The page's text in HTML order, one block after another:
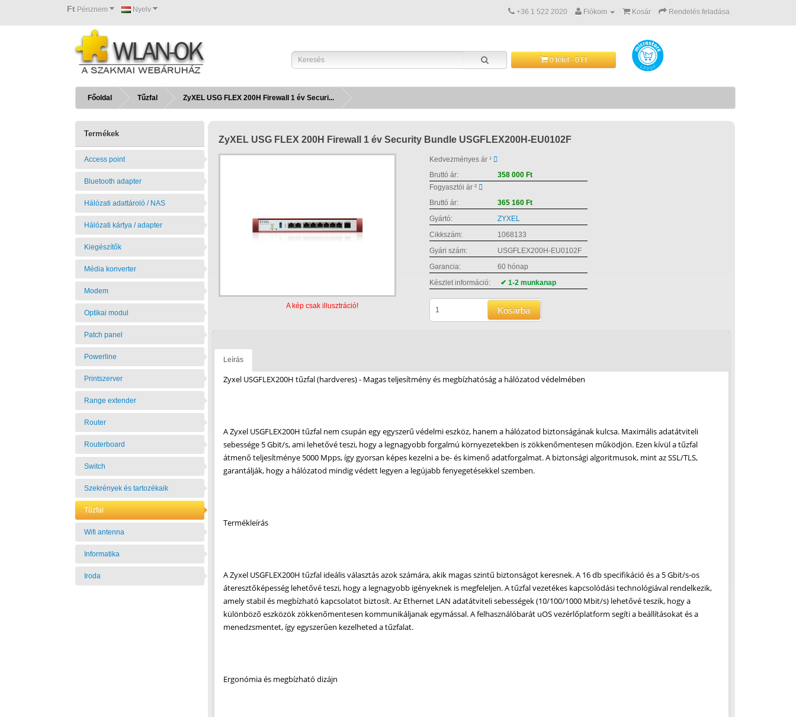
Ft Pénznem Nyelv +36 1 522 2020 Fiókom Kosár Rendelés feladása
0 tétel - 0 Ft
Főoldal Tűzfal ZyXEL USG FLEX 200H Firewall 1 év Securi...
Termékek
Access point
Bluetooth adapter
Hálózati adattároló / NAS
Hálózati kártya / adapter
Kiegészítők
Média konverter
Modem
Optikai modul
Patch panel
Powerline
Printszerver
Range extender
Router
Routerboard
Switch
Szekrények és tartozékaik
Tűzfal
Wifi antenna
Informatika
Iroda
ZyXEL USG FLEX 200H Firewall 1 év Security Bundle USGFLEX200H-EU0102F
A kép csak illusztráció!
Kedvezményes ár ¹
Bruttó ár:
358 000 Ft
Fogyasztói ár ²
Bruttó ár:
365 160 Ft
Gyártó:
ZYXEL
Cikkszám:
1068133
Gyári szám:
USGFLEX200H-EU0102F
Garancia:
60 hónap
Készlet információ:
✔ 1-2 munkanap
Kosárba
Leírás
Zyxel USGFLEX200H tűzfal (hardveres) - Magas teljesítmény és megbízhatóság a hálózatod védelmében
A Zyxel USGFLEX200H tűzfal nem csupán egy egyszerű védelmi eszköz, hanem a hálózatod biztonságának kulcsa. Maximális adatátviteli
sebessége 5 Gbit/s, ami lehetővé teszi, hogy a legnagyobb forgalmú környezetekben is zökkenőmentesen működjön. Ezen kívül a tűzfal
átmenő teljesítménye 5000 Mpps, így gyorsan képes kezelni a be- és kimenő adatforgalmat. A biztonsági algoritmusok, mint az SSL/TLS,
garantálják, hogy a hálózatod mindig védett legyen a legújabb fenyegetésekkel szemben.
Termékleírás
A Zyxel USGFLEX200H tűzfal ideális választás azok számára, akik magas szintű biztonságot keresnek. A 16 db specifikáció és a 5 Gbit/s-os
áteresztőképesség lehetővé teszi, hogy a legnagyobb igényeknek is megfeleljen. A tűzfal vezetékes kapcsolódási technológiával rendelkezik,
amely stabil és megbízható kapcsolatot biztosít. Az Ethernet LAN adatátviteli sebességek (10/100/1000 Mbit/s) lehetővé teszik, hogy a
különböző eszközök zökkenőmentesen kommunikáljanak egymással. A felhasználóbarát uOS vezérlőplatform segíti a beállításokat és a
menedzsmentet, így egyszerűen kezelheted a tűzfalat.
Ergonómia és megbízható dizájn